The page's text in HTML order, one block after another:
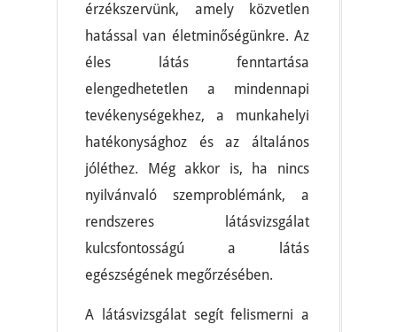
érzékszervünk, amely közvetlen
hatással van életminőségünkre. Az
éles látás fenntartása
elengedhetetlen a mindennapi
tevékenységekhez, a munkahelyi
hatékonysághoz és az általános
jóléthez. Még akkor is, ha nincs
nyilvánvaló szemproblémánk, a
rendszeres látásvizsgálat
kulcsfontosságú a látás
egészségének megőrzésében.
A látásvizsgálat segít felismerni a